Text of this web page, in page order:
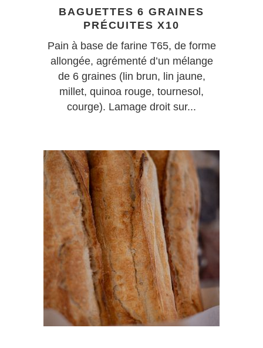
BAGUETTES 6 GRAINES
PRÉCUITES X10
Pain à base de farine T65, de forme
allongée, agrémenté d’un mélange
de 6 graines (lin brun, lin jaune,
millet, quinoa rouge, tournesol,
courge). Lamage droit sur...